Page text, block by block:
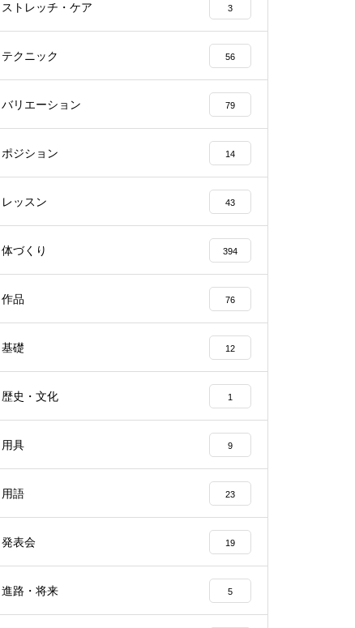
ストレッチ・ケア 3
テクニック 56
バリエーション 79
ポジション 14
レッスン 43
体づくり 394
作品 76
基礎 12
歴史・文化 1
用具 9
用語 23
発表会 19
進路・将来 5